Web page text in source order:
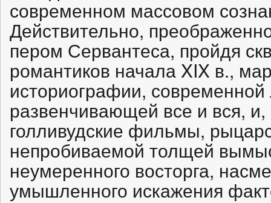
современном массовом
Действительно,
пером Сервантеса, пройдя
романтиков начала XIX в.,
историографии,
развенчивающей все и вся, и,
голливудские фильмы,
непробиваемой толщей
неумеренного восторга,
умышленного искажения